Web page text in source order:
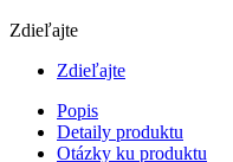
Zdieľajte
Zdieľajte
Popis
Detaily produktu
Otázky ku produktu